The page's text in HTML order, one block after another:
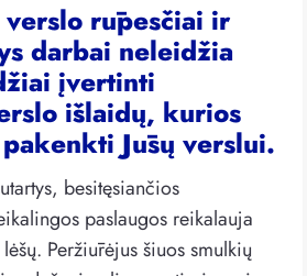
rūpesčiai ir
darbai neleidžia
įvertinti
išlaidų, kurios
Jūsų verslui.
besitęsiančios
paslaugos reikalauja
Peržiūrėjus šiuos smulkių